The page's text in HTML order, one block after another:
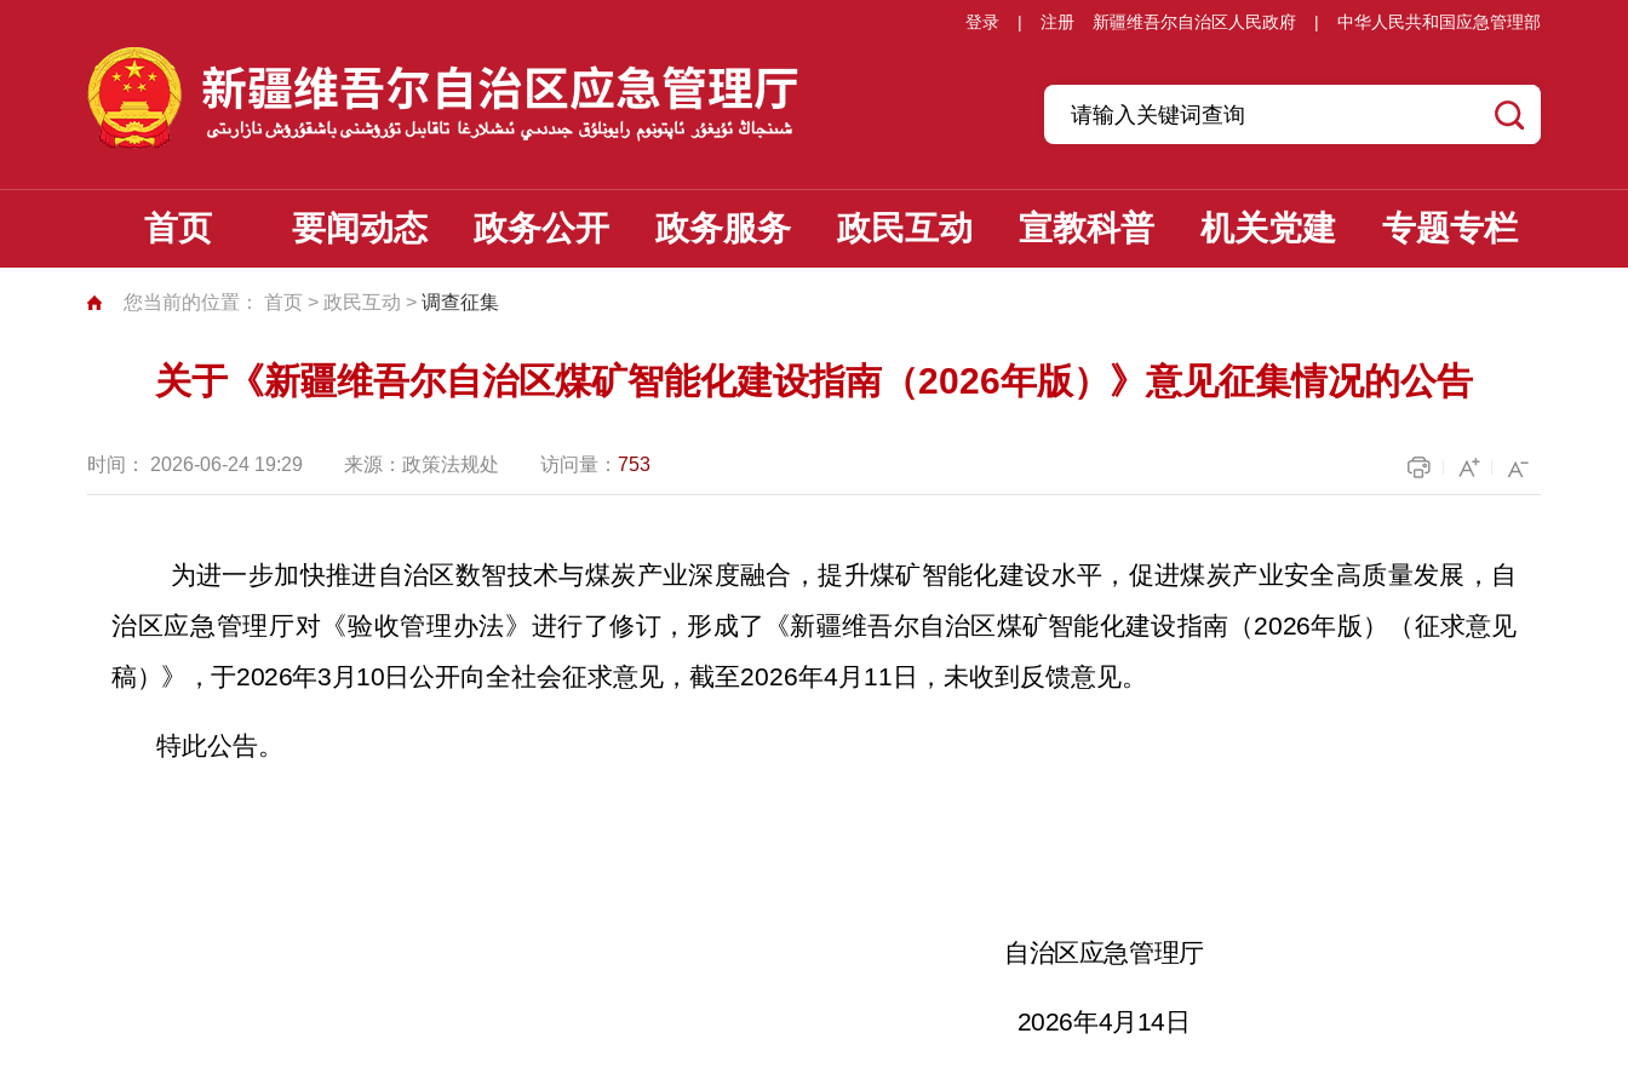
登录 | 注册 新疆维吾尔自治区人民政府 | 中华人民共和国应急管理部
首页 要闻动态 政务公开 政务服务 政民互动 宣教科普 机关党建 专题专栏
您当前的位置： 首页 > 政民互动 > 调查征集
关于《新疆维吾尔自治区煤矿智能化建设指南（2026年版）》意见征集情况的公告
时间： 2026-06-24 19:29 来源： 政策法规处 访问量： 753
为进一步加快推进自治区数智技术与煤炭产业深度融合，提升煤矿智能化建设水平，促进煤炭产业安全高质量发展，自
治区应急管理厅对《验收管理办法》进行了修订 ，形成了 《新疆维吾尔自治区煤矿智能化建设指南（2026年版 ）（征求意见
稿）》，于2026年3月 10日公开向全社会征求意见，截至2026年4月 11 日，未收到反馈意见。
特此公告。
自治区应急管理厅
2026年4月 14 日